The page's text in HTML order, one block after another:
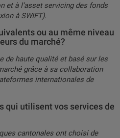
et à l’asset servicing des fonds
à SWIFT).
ou au même niveau
du marché?
de haute qualité et basé sur les
grâce à sa collaboration
internationales de
qui utilisent vos services de
cantonales ont choisi de